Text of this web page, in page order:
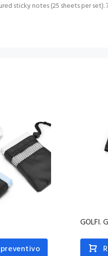
sticky notes (25 sheets per set).
GOLFI.